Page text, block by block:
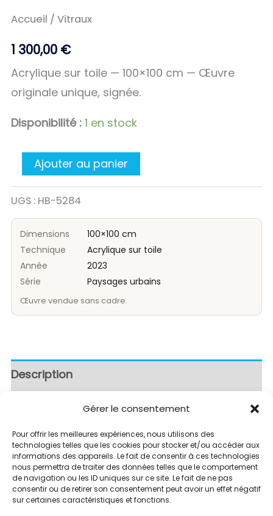
Gérer le consentement
Pour offrir les meilleures expériences, nous utilisons des
technologies telles que les cookies pour stocker et/ou accéder aux
informations des appareils. Le fait de consentir à ces technologies
nous permettra de traiter des données telles que le comportement
de navigation ou les ID uniques sur ce site. Le fait de ne pas
consentir ou de retirer son consentement peut avoir un effet négatif
sur certaines caractéristiques et fonctions.
Accueil / Vitraux
1 300,00 €
Acrylique sur toile — 100×100 cm — Œuvre
originale unique, signée.
Disponibilité : 1 en stock
Ajouter au panier
UGS : HB-5284
Dimensions
100×100 cm
Technique
Acrylique sur toile
Année
2023
Série
Paysages urbains
Œuvre vendue sans cadre.
Description
Quand la lumière bleue inonde l’espace, le
sacré devient palpable.